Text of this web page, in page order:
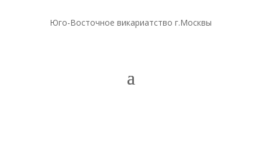
Юго-Восточное викариатство г.Москвы